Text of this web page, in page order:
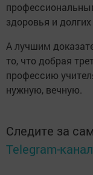
здоровья и
А лучшим
то, что добрая
профессию
нужную, вечную.
Следите за
Telegram-